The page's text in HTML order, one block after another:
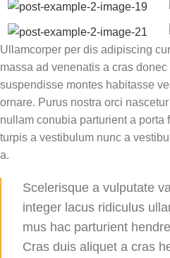
Ullamcorper per dis adipiscing
massa ad venenatis a cras
suspendisse montes habitasse
ornare. Purus nostra orci
nullam conubia parturient a porta
turpis a vestibulum nunc a
a.
Scelerisque a vulputate
integer lacus ridiculus
mus hac parturient
Cras duis aliquet a cras